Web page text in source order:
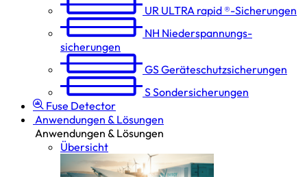
UR ULTRA rapid ®-Sicherungen
NH Niederspannungs­
sicherungen
GSGeräteschutz­sicherungen
SSondersicherungen
Fuse Detector
Anwendungen & Lösungen
Anwendungen & Lösungen
Übersicht